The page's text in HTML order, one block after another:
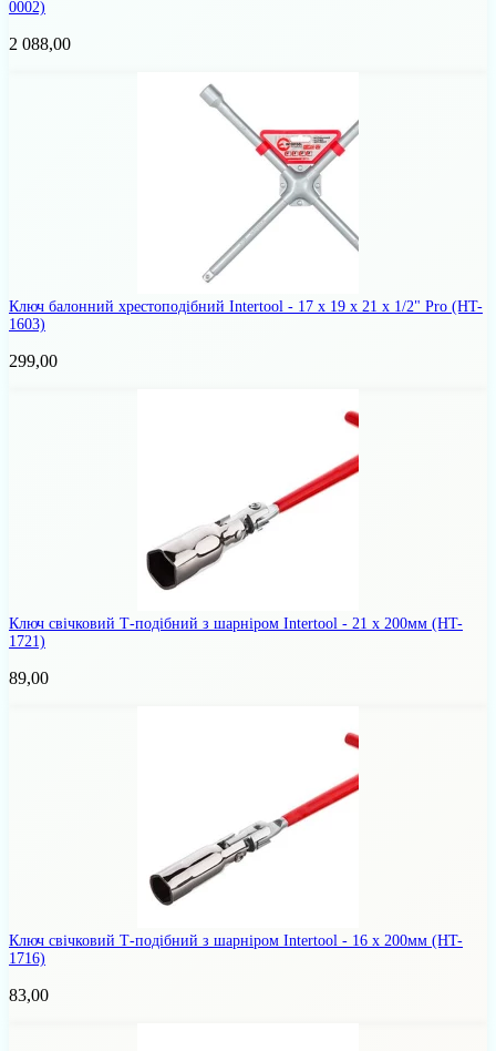
0002)
2 088,00
Ключ балонний хрестоподібний Intertool - 17 x 19 x 21 x 1/2" Pro (HT-
1603)
299,00
Ключ свічковий Т-подібний з шарніром Intertool - 21 x 200мм (HT-
1721)
89,00
Ключ свічковий Т-подібний з шарніром Intertool - 16 x 200мм (HT-
1716)
83,00